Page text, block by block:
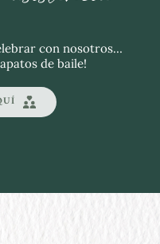
con nosotros…
de baile!